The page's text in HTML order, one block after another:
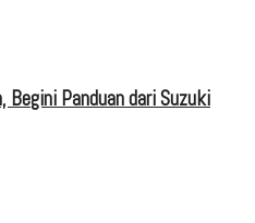
Begini Panduan dari Suzuki